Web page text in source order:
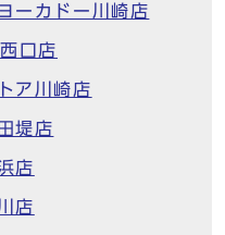
ーカドー川崎店
口店
ア川崎店
堤店
店
店